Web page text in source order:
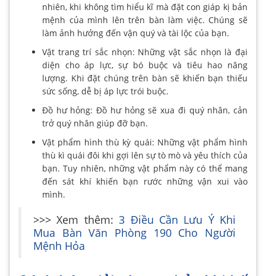
nhiên, khi không tìm hiểu kĩ mà đặt con giáp kị bản
mệnh của mình lên trên bàn làm việc. Chúng sẽ
làm ảnh hưởng đến vận quý và tài lộc của bạn.
Vật trang trí sắc nhọn: Những vật sắc nhọn là đại
diện cho áp lực, sự bó buộc và tiêu hao năng
lượng. Khi đặt chúng trên bàn sẽ khiến bạn thiếu
sức sống, dễ bị áp lực trói buộc.
Đồ hư hỏng: Đồ hư hỏng sẽ xua đi quý nhân, cản
trở quý nhân giúp đỡ bạn.
Vật phẩm hình thù kỳ quái: Những vật phẩm hình
thù kì quái đôi khi gợi lên sự tò mò và yêu thích của
bạn. Tuy nhiên, những vật phẩm này có thể mang
đến sát khí khiến bạn rước những vận xui vào
mình.
>>> Xem thêm:3 Điều Cần Lưu Ý Khi
Mua Bàn Văn Phòng 190 Cho Người
Mệnh Hỏa